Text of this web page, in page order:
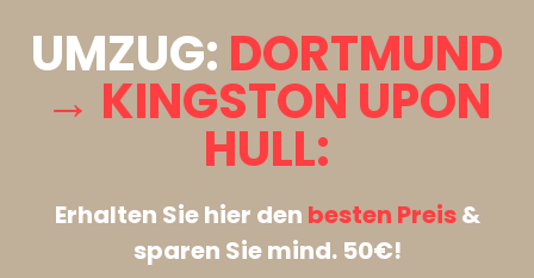
UMZUG: DORTMUND
→ KINGSTON UPON
HULL:
Erhalten Sie hier den besten Preis&
sparen Sie mind. 50€!